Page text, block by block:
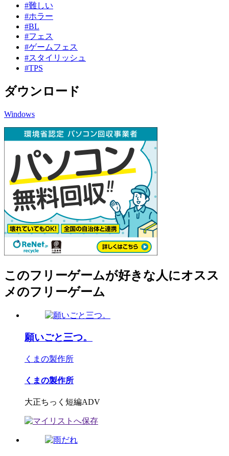
#難しい
#ホラー
#BL
#フェス
#ゲームフェス
#スタイリッシュ
#TPS
ダウンロード
Windows
このフリーゲームが好きな人にオスス
メのフリーゲーム
願いごと三つ。
くまの製作所
くまの製作所
大正ちっく短編ADV